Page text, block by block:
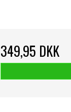
349,95 DKK